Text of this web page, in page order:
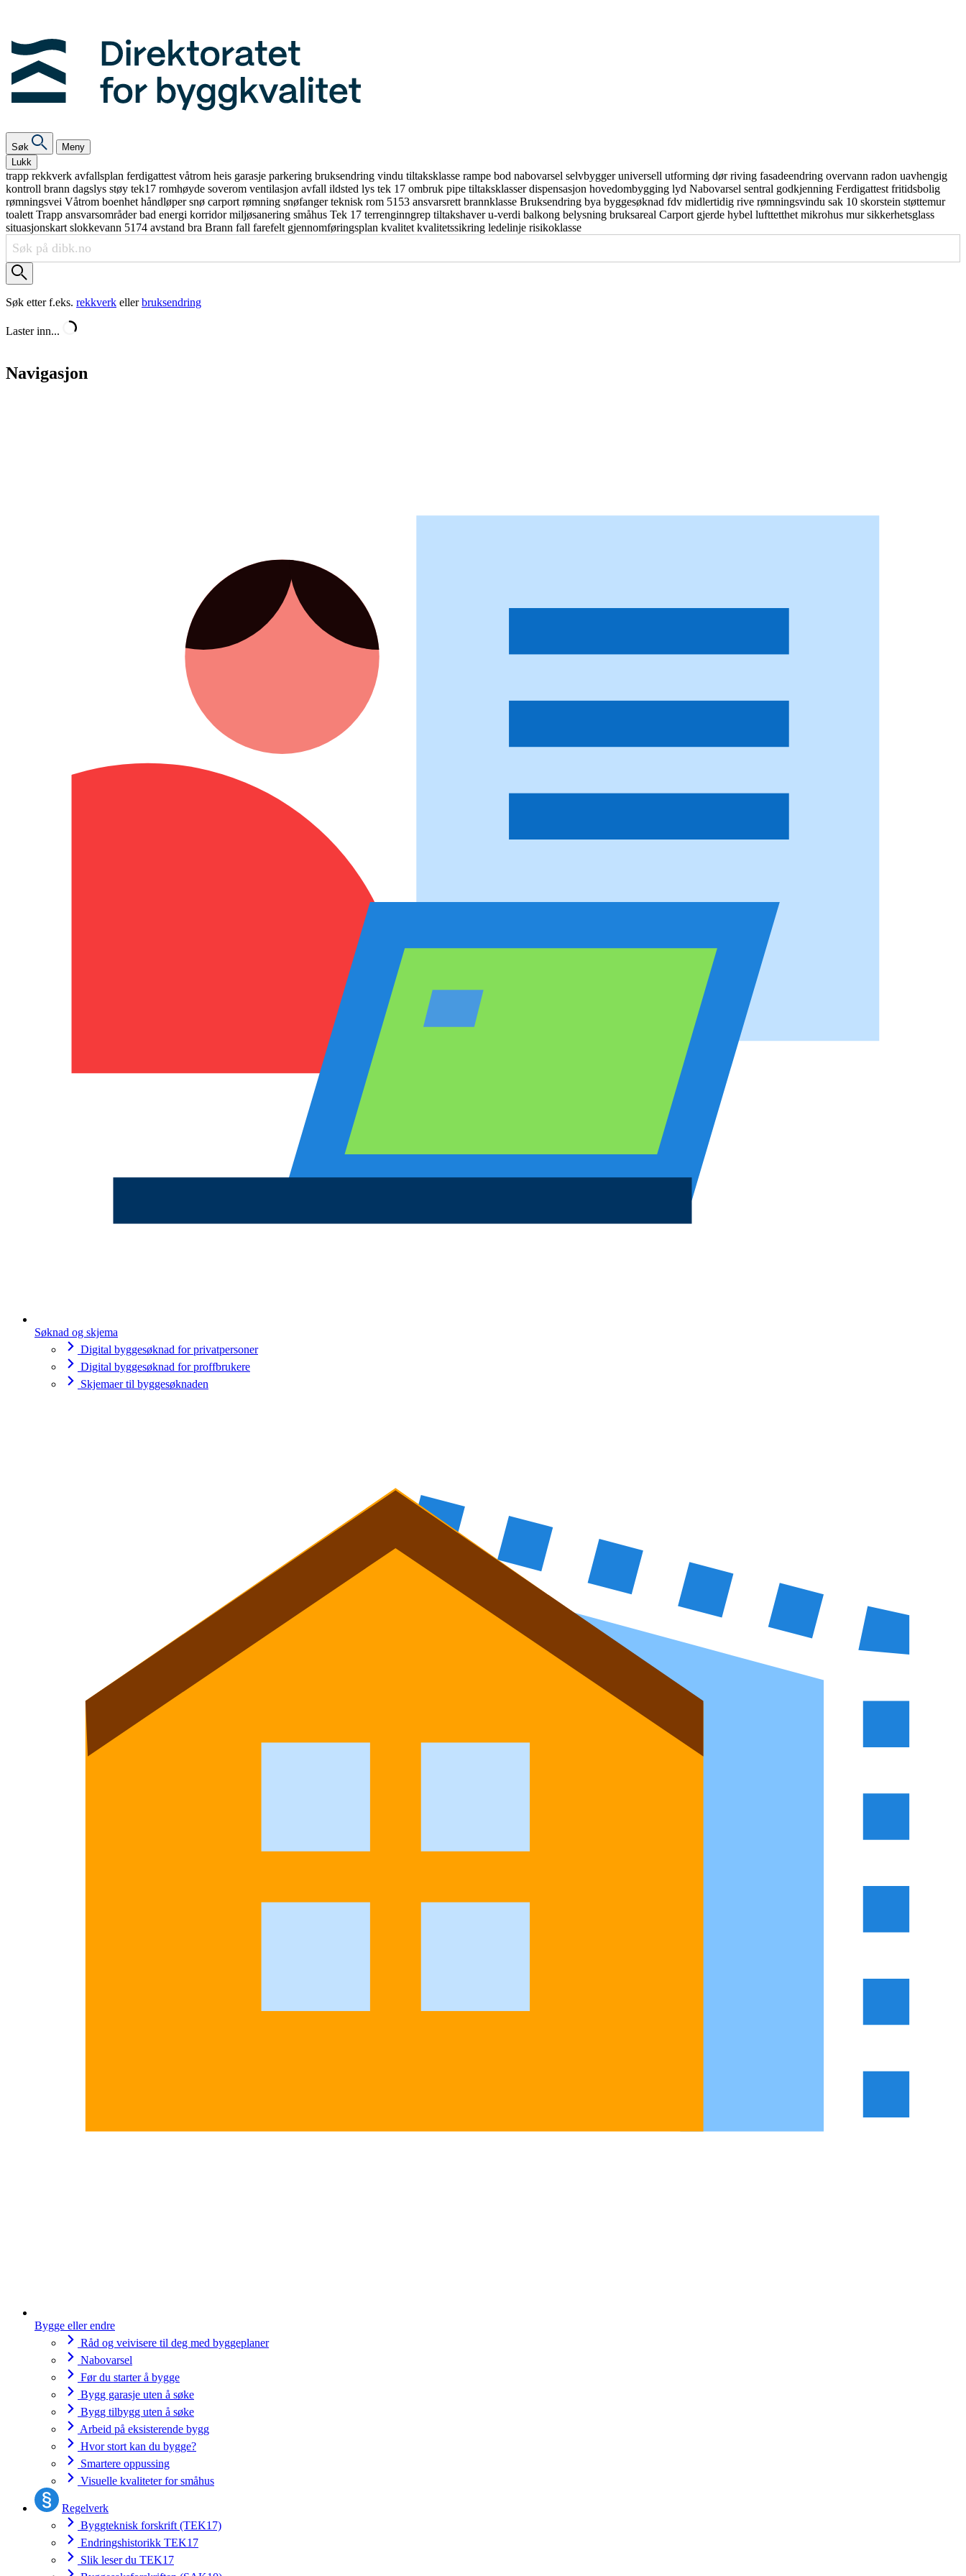
Søk
Meny
Lukk
trapp rekkverk avfallsplan ferdigattest våtrom heis garasje parkering bruksendring vindu tiltaksklasse rampe bod nabovarsel selvbyggeruniversell utforming dørriving fasadeendring overvann radon uavhengig
kontroll brann dagslys støy tek17 romhøyde soverom ventilasjon avfall ildsted lys tek 17 ombruk pipe tiltaksklasserdispensasjon hovedombygging lyd Nabovarsel sentral godkjenning Ferdigattest fritidsbolig
rømningsvei Våtrom boenhet håndløpersnø carport rømning snøfangerteknisk rom 5153 ansvarsrett brannklasse Bruksendring bya byggesøknad fdv midlertidig rive rømningsvindu sak 10 skorstein støttemur
toalett Trapp ansvarsområderbad energi korridormiljøsanering småhus Tek 17 terrenginngrep tiltakshaveru-verdi balkong belysning bruksareal Carport gjerde hybel lufttetthet mikrohus mursikkerhetsglass
situasjonskart slokkevann 5174 avstand bra Brann fall farefelt gjennomføringsplan kvalitet kvalitetssikring ledelinje risikoklasse
Søk etter f.eks. rekkverk ellerbruksendring
Laster inn...
Navigasjon
Søknad og skjema
Digital byggesøknad for privatpersoner
Digital byggesøknad for proffbrukere
Skjemaer til byggesøknaden
Bygge eller endre
Råd og veivisere til deg med byggeplaner
Nabovarsel
Før du starter å bygge
Bygg garasje uten å søke
Bygg tilbygg uten å søke
Arbeid på eksisterende bygg
Hvor stort kan du bygge?
Smartere oppussing
Visuelle kvaliteter for småhus
Regelverk
Byggteknisk forskrift (TEK17)
Endringshistorikk TEK17
Slik leser du TEK17